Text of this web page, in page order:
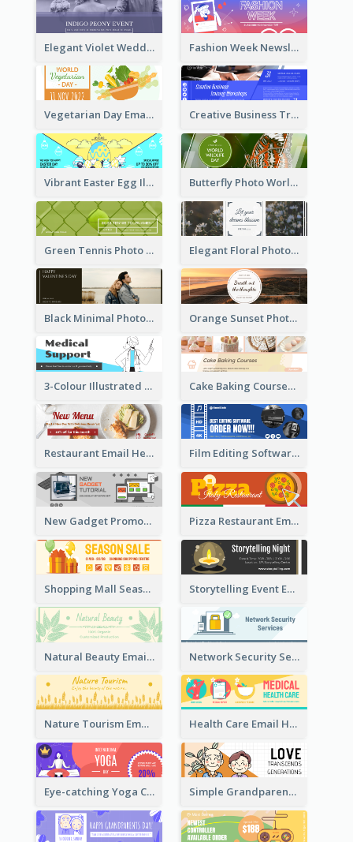
Elegant Violet Wedding Theme Email Header Design Fashion Week Newsletter Email Header
Vegetarian Day Email Header Creative Business Training Email Header
Vibrant Easter Egg Illustration Email Header Design Butterfly Photo World Wildlife Day Email Header
Green Tennis Photo Tennis Tournament Email Header Elegant Floral Photo Blossom Spring Email Header
Black Minimal Photo Valentines Day Email Heade Orange Sunset Photo Enjoy Sunset Email Header
3-Colour Illustrated Email Header About Medical Support Service Cake Baking Courses Email Header
Restaurant Email Header With Photo Of Meal Film Editing Software Email Header
New Gadget Promote Email Header Pizza Restaurant Email Header
Shopping Mall Season Sale Email Header Storytelling Event Email Header
Natural Beauty Email Header Network Security Services Email Header
Nature Tourism Email Header Health Care Email Header
Eye-catching Yoga Classes Discount Design Simple Grandparents Day Quote Email Header